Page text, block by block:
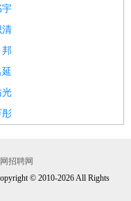
宇
清
邦
光
彤
招聘网
© 2010-2026 All Rights